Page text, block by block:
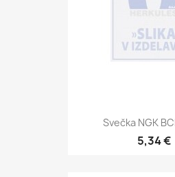
Svečka NGK
5,34 €